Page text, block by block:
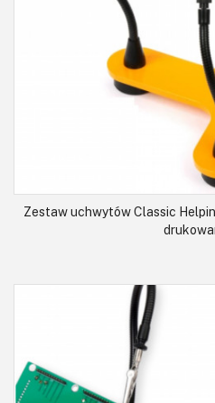
Zestaw uchwytów Classic